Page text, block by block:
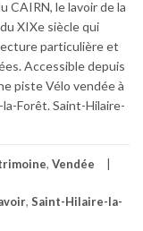
CAIRN, le lavoir de la
XIXe siècle qui
particulière et
Accessible depuis
piste Vélo vendée à
Forêt. Saint-Hilaire-
, Vendée
, Saint-Hilaire-la-